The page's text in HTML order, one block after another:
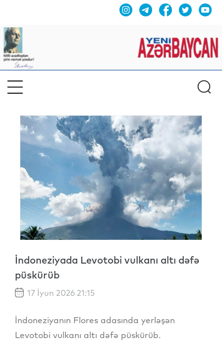
İndoneziyada Levotobi vulkanı altı dəfə
püskürüb
17 İyun 2026 21:15
İndoneziyanın Flores adasında yerləşən
Levotobi vulkanı altı dəfə püskürüb.